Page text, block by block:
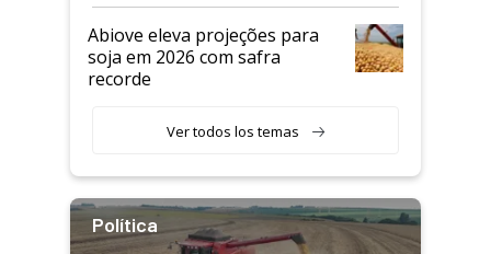
Abiove eleva projeções para
soja em 2026 com safra
recorde
Ver todos los temas
Política